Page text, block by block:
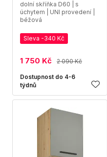
dolní skříňka D60 | s
úchytem | UNI provedení |
béžová
Sleva -340 Kč
1 750 Kč 2 090 Kč
Dostupnost do 4-6
týdnů